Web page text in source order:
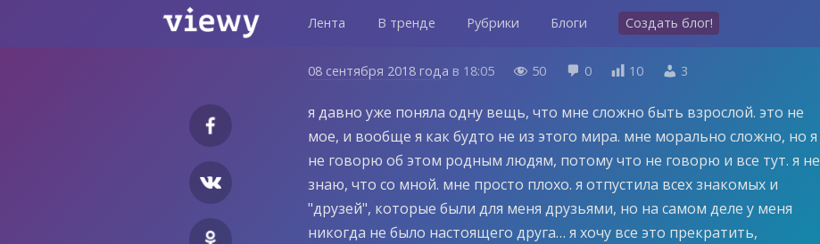
Лента В тренде Рубрики Блоги Создать блог!
08 сентября 2018 года в 18:05  50  0  10  3
я давно уже поняла одну вещь, что мне сложно быть взрослой. это не
мое, и вообще я как будто не из этого мира. мне морально сложно, но я
не говорю об этом родным людям, потому что не говорю и все тут. я не
знаю, что со мной. мне просто плохо. я отпустила всех знакомых и
"друзей", которые были для меня друзьями, но на самом деле у меня
никогда не было настоящего друга… я хочу все это прекратить,